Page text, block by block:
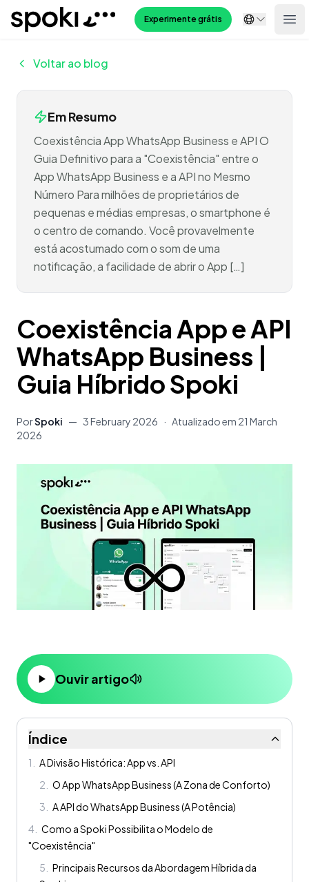
Spoki Experimente grátis
Voltar ao blog
Em Resumo
Coexistência App WhatsApp Business e API O
Guia Definitivo para a "Coexistência" entre o
App WhatsApp Business e a API no Mesmo
Número Para milhões de proprietários de
pequenas e médias empresas, o smartphone é
o centro de comando. Você provavelmente
está acostumado com o som de uma
notificação, a facilidade de abrir o App […]
Coexistência App e API
WhatsApp Business |
Guia Híbrido Spoki
PorSpoki — 3 February 2026 · Atualizado em 21 March
2026
Ouvir artigo
Índice
1
A Divisão Histórica: App vs. API
2
O App WhatsApp Business (A Zona de Conforto)
3
A API do WhatsApp Business (A Potência)
4
Como a Spoki Possibilita o Modelo de
"Coexistência"
5
Principais Recursos da Abordagem Híbrida da